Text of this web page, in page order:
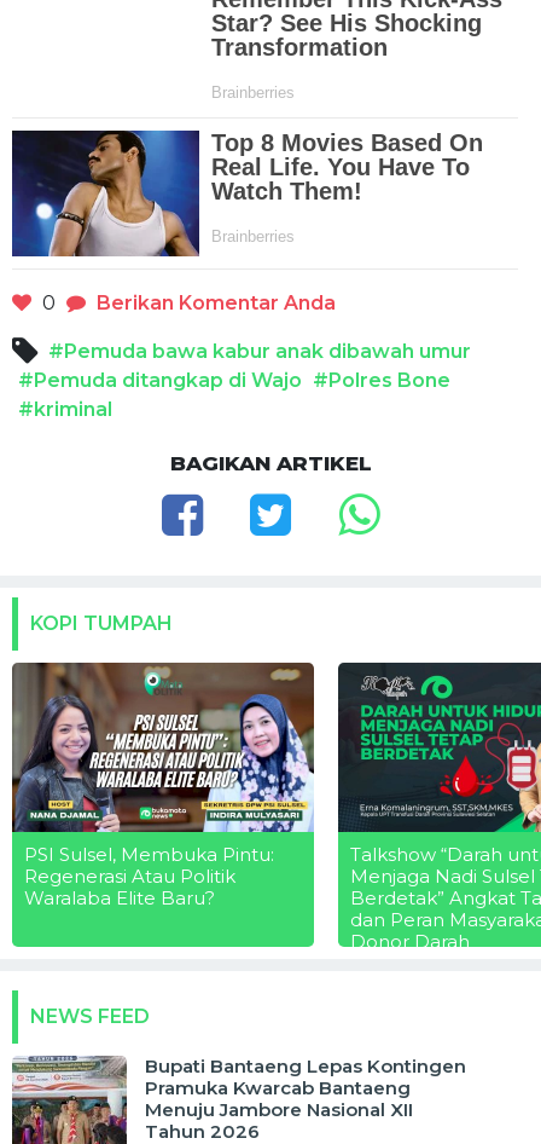
0 Berikan Komentar Anda
#Pemuda bawa kabur anak dibawah umur
#Pemuda ditangkap di Wajo #Polres Bone
#kriminal
BAGIKAN ARTIKEL
KOPI TUMPAH
PSI Sulsel, Membuka Pintu:
Regenerasi Atau Politik
Waralaba Elite Baru?
Talkshow “Darah
Menjaga Nadi Sulsel
Berdetak” Angkat
dan Peran
Donor Darah
NEWS FEED
Bupati Bantaeng Lepas Kontingen
Pramuka Kwarcab Bantaeng
Menuju Jambore Nasional XII
Tahun 2026